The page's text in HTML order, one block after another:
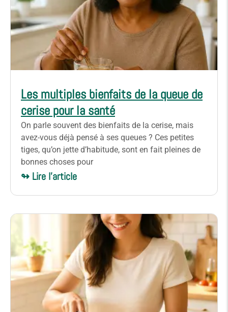
Les multiples bienfaits de la queue de
cerise pour la santé
On parle souvent des bienfaits de la cerise, mais
avez-vous déjà pensé à ses queues ? Ces petites
tiges, qu’on jette d’habitude, sont en fait pleines de
bonnes choses pour
↬ Lire l'article